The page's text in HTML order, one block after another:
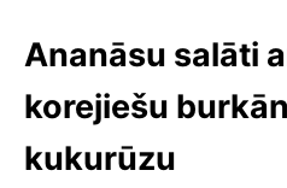
Ananāsu salāti
korejiešu
kukurūzu